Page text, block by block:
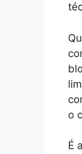
o
É